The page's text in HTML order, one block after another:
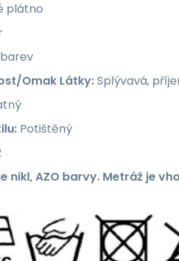
plátno
Omak Látky:Splývavá,
Potištěný
nikl, AZO barvy. Metráž je